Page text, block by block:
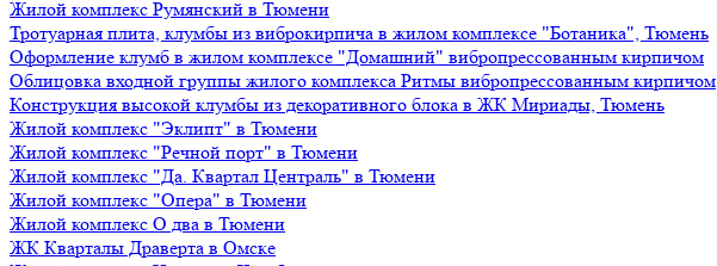
Жилой комплекс Румянский в Тюмени
Тротуарная плита, клумбы из виброкирпича в жилом комплексе "Ботаника", Тюмень
Оформление клумб в жилом комплексе "Домашний" вибропрессованным кирпичом
Облицовка входной группы жилого комплекса Ритмы вибропрессованным кирпичом
Конструкция высокой клумбы из декоративного блока в ЖК Мириады, Тюмень
Жилой комплекс "Эклипт" в Тюмени
Жилой комплекс "Речной порт" в Тюмени
Жилой комплекс "Да. Квартал Централь" в Тюмени
Жилой комплекс "Опера" в Тюмени
Жилой комплекс О два в Тюмени
ЖК Кварталы Драверта в Омске